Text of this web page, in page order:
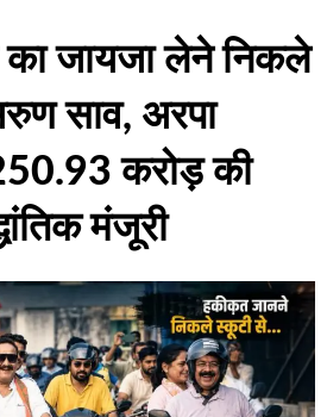
जायजा लेने निकले
साव, अरपा
करोड़ की
मंजूरी